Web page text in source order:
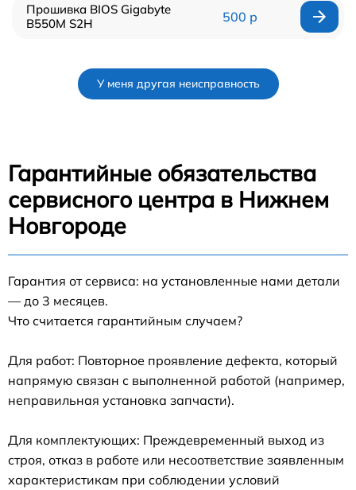
Прошивка BIOS Gigabyte
B550M S2H
500 р
У меня другая неисправность
Гарантийные обязательства
сервисного центра в Нижнем
Новгороде
Гарантия от сервиса: на установленные нами детали
— до 3 месяцев.
Что считается гарантийным случаем?
Для работ: Повторное проявление дефекта, который
напрямую связан с выполненной работой (например,
неправильная установка запчасти).
Для комплектующих: Преждевременный выход из
строя, отказ в работе или несоответствие заявленным
характеристикам при соблюдении условий